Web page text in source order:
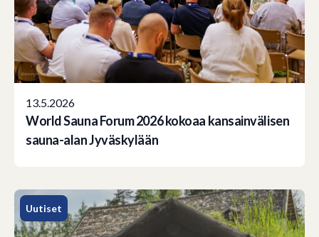
13.5.2026
World Sauna Forum 2026 kokoaa kansainvälisen
sauna-alan Jyväskylään
Uutiset